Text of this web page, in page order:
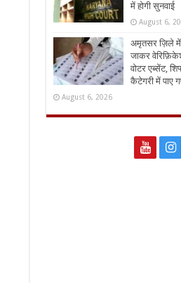
में होगी सुनवाई
August 6,
अमृतसर ज़िले में
जाकर
वोटर एब्सेंट,
कैटेगरी में पाए
August 6, 2026